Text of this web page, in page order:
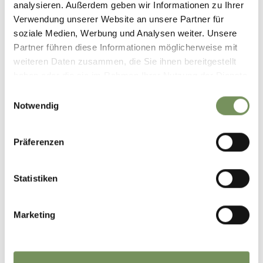
analysieren. Außerdem geben wir Informationen zu Ihrer
Verwendung unserer Website an unsere Partner für
soziale Medien, Werbung und Analysen weiter. Unsere
Partner führen diese Informationen möglicherweise mit
weiteren Daten zusammen, die Sie ihnen bereitgestellt
Notwendig
Präferenzen
Statistiken
Marketing
merano.city.valleys
guided hikes, markets and many more events across Merano City & Valleys. 🍷